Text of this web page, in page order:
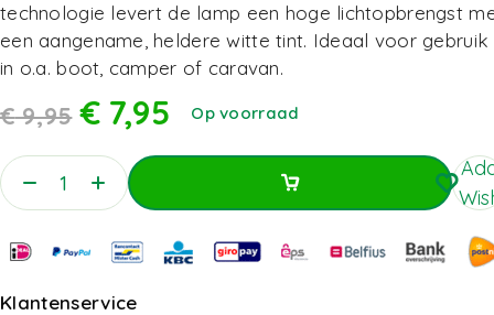
technologie levert de lamp een hoge lichtopbrengst
een aangename, heldere witte tint. Ideaal voor gebruik
in o.a. boot, camper of caravan.
€9,95 €7,95 Op voorraad
Toevoegen Aan Winkelwagen
Klantenservice